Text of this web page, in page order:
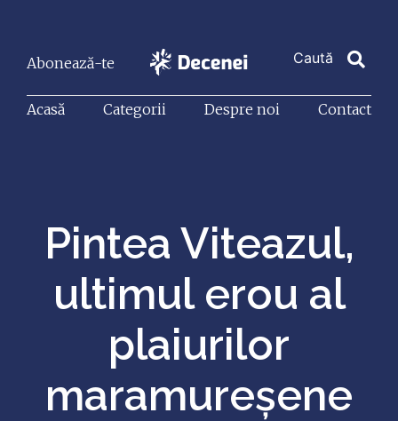
Abonează-te
Acasă Categorii Despre noi Contact
Pintea Viteazul,
ultimul erou al
plaiurilor
maramureșene